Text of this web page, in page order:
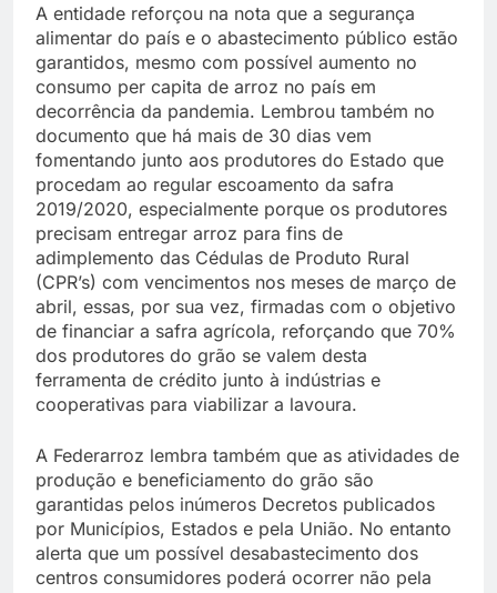
A entidade reforçou na nota que a segurança
alimentar do país e o abastecimento público estão
garantidos, mesmo com possível aumento no
consumo per capita de arroz no país em
decorrência da pandemia. Lembrou também no
documento que há mais de 30 dias vem
fomentando junto aos produtores do Estado que
procedam ao regular escoamento da safra
2019/2020, especialmente porque os produtores
precisam entregar arroz para fins de
adimplemento das Cédulas de Produto Rural
(CPR’s) com vencimentos nos meses de março de
abril, essas, por sua vez, firmadas com o objetivo
de financiar a safra agrícola, reforçando que 70%
dos produtores do grão se valem desta
ferramenta de crédito junto à indústrias e
cooperativas para viabilizar a lavoura.
A Federarroz lembra também que as atividades de
produção e beneficiamento do grão são
garantidas pelos inúmeros Decretos publicados
por Municípios, Estados e pela União. No entanto
alerta que um possível desabastecimento dos
centros consumidores poderá ocorrer não pela